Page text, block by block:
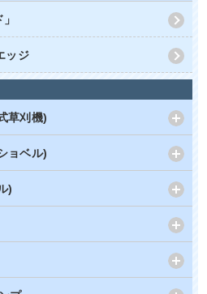
ッジ
草刈機)
ョベル)
)